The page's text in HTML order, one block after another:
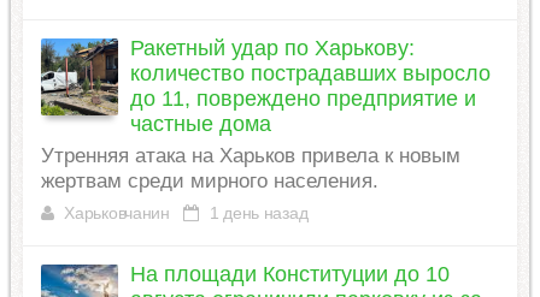
Ракетный удар по Харькову:
количество пострадавших выросло
до 11, повреждено предприятие и
частные дома
Утренняя атака на Харьков привела к новым
жертвам среди мирного населения.
Харьковчанин 1 день назад
На площади Конституции до 10